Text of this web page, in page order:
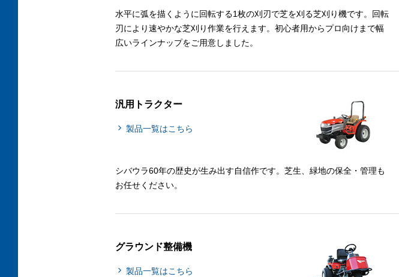
水平に弧を描くように回転する1枚の刈刃で芝を刈る芝刈り機です。回転
刃により速やかな芝刈り作業を行えます。初心者用からプロ向けまで幅
広いラインナップをご用意しました。
汎用トラクター
製品一覧はこちら
シバウラ60年の歴史が生み出す自信作です。芝生、緑地の保全・管理も
お任せください。
グラウンド整備機
製品一覧はこちら